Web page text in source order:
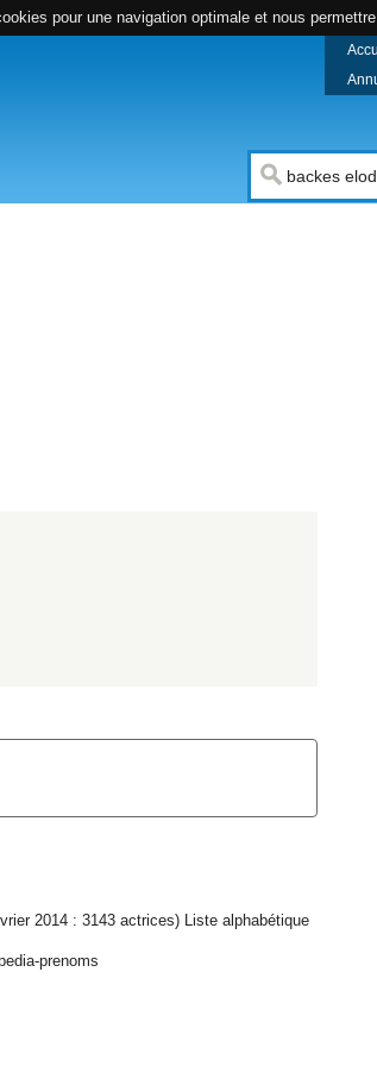
pour une navigation optimale et nous
2014 : 3143 actrices) Liste alphabétique
prenoms